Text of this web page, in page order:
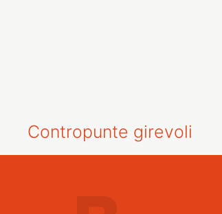
Contropunte girevoli